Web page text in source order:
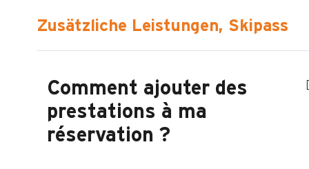
Zusätzliche Leistungen, Skipass
Comment ajouter des
prestations à ma
réservation ?